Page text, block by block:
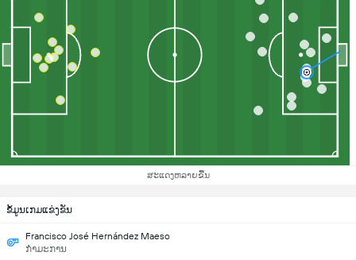
ສະແດງຫລາຍຂື້ນ
ຂ້ໍມູນເກມແຂ່ງຂັນ
Francisco José Hernández Maeso
ກຳມະການ